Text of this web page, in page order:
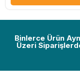
Binlerce Ürün
Üzeri